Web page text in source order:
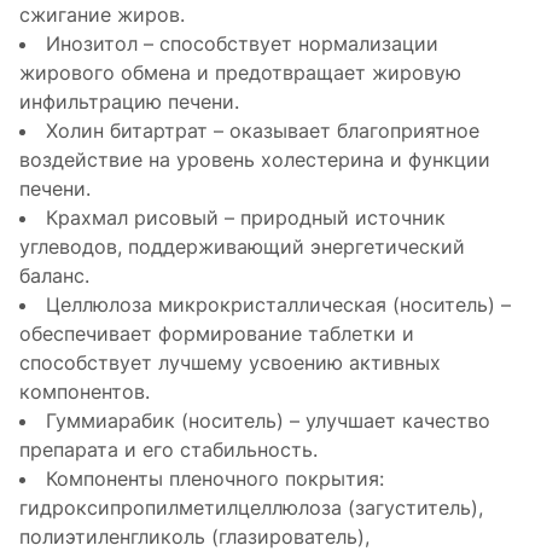
сжигание жиров.
Инозитол – способствует нормализации
жирового обмена и предотвращает жировую
инфильтрацию печени.
Холин битартрат – оказывает благоприятное
воздействие на уровень холестерина и функции
печени.
Крахмал рисовый – природный источник
углеводов, поддерживающий энергетический
баланс.
Целлюлоза микрокристаллическая (носитель) –
обеспечивает формирование таблетки и
способствует лучшему усвоению активных
компонентов.
Гуммиарабик (носитель) – улучшает качество
препарата и его стабильность.
Компоненты пленочного покрытия:
гидроксипропилметилцеллюлоза (загуститель),
полиэтиленгликоль (глазирователь),